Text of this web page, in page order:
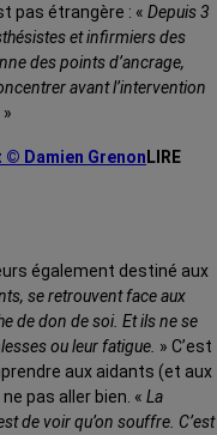
pas étrangère : « Depuis 3
et infirmiers des
des points d’ancrage,
avant l’intervention
»
LIRE
également destiné aux
se retrouvent face aux
de don de soi. Et ils ne se
ou leur fatigue. » C’est
aux aidants (et aux
pas aller bien. « La
de voir qu’on souffre. C’est